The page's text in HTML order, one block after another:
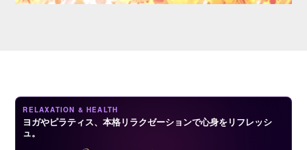
RELAXATION & HEALTH
ヨガやピラティス、本格リラクゼーションで心身をリフレッシ
ュ。